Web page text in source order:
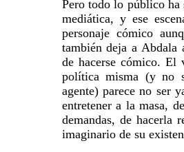
Pero todo lo público ha
mediática, y ese
personaje cómico
también deja a
de hacerse cómico. El
política misma (y no
agente) parece no ser
entretener a la masa,
demandas, de
imaginario de su